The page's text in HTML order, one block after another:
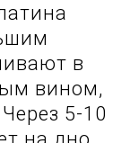
в
вином,
5-10